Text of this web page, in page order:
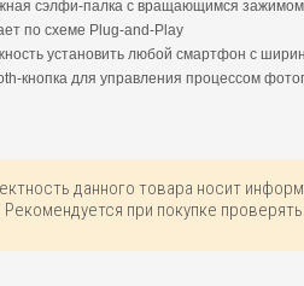
сэлфи-палка с вращающимся
по схеме Plug-and-Play
установить любой смартфон с
кнопка для управления процессом
данного товара носит
при покупке